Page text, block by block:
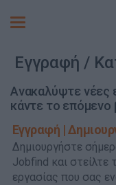
Toggle
Εγγραφή /
Ανακαλύψτε νέες
κάντε το επόμενο
Εγγραφή |
Δημιουργήστε
Jobfind και στείλτε
εργασίας που σας